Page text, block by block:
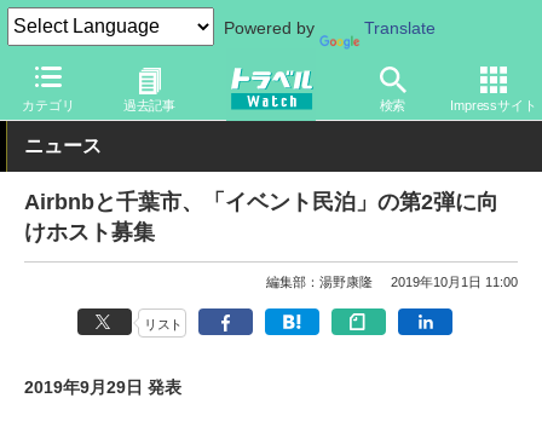
Powered by Translate
カテゴリ 過去記事 検索 Impressサイト
トラベル Watch 旅の情報 ホテル・旅館 宿泊
ニュース
Airbnbと千葉市、「イベント民泊」の第2弾に向
けホスト募集
編集部：湯野康隆 2019年10月1日 11:00
リスト
2019年9月29日 発表